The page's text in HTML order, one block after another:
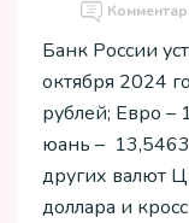
Банк России
октября 2024
рублей; Евро –
юань –
других валют
доллара и